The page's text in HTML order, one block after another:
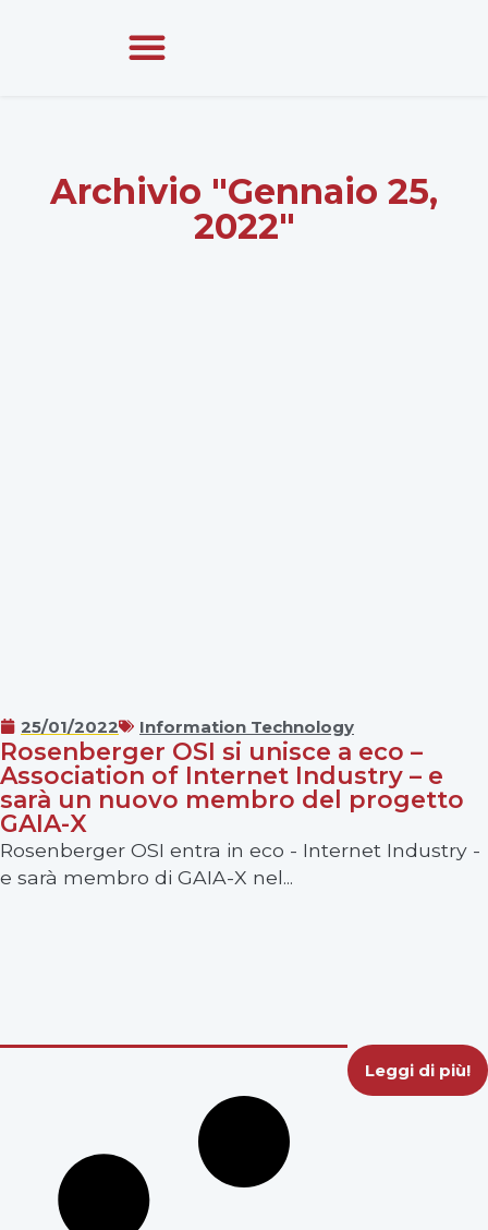
Archivio "Gennaio 25,
2022"
25/01/2022 Information Technology
Rosenberger OSI si unisce a eco –
Association of Internet Industry – e
sarà un nuovo membro del progetto
GAIA-X
Rosenberger OSI entra in eco - Internet Industry -
e sarà membro di GAIA-X nel...
Leggi di più!